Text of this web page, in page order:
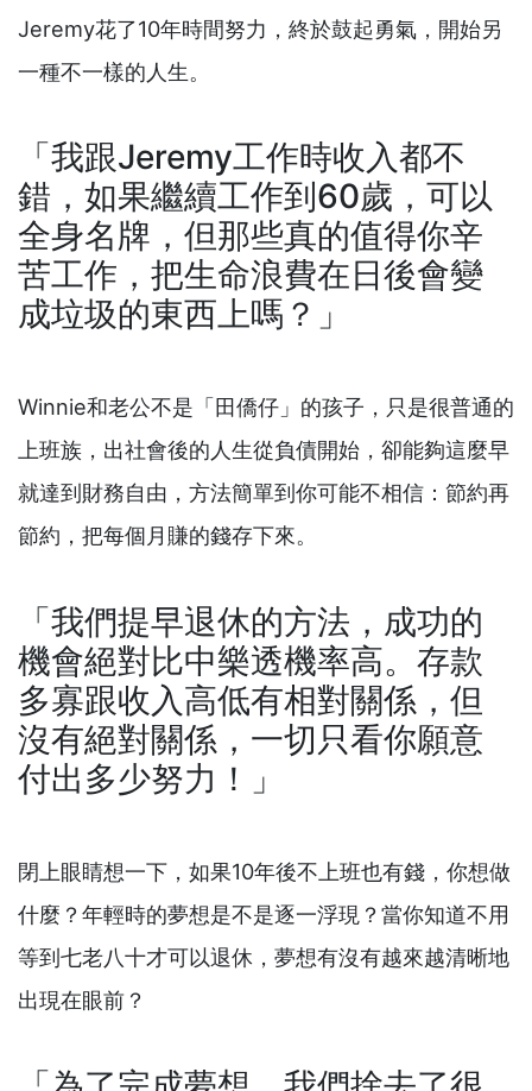
Jeremy花了10年時間努力，終於鼓起勇氣，開始另
一種不一樣的人生。
「我跟Jeremy工作時收入都不
錯，如果繼續工作到60歲，可以
全身名牌，但那些真的值得你辛
苦工作，把生命浪費在日後會變
成垃圾的東西上嗎？」
Winnie和老公不是「田僑仔」的孩子，只是很普通的
上班族，出社會後的人生從負債開始，卻能夠這麼早
就達到財務自由，方法簡單到你可能不相信：節約再
節約，把每個月賺的錢存下來。
「我們提早退休的方法，成功的
機會絕對比中樂透機率高。存款
多寡跟收入高低有相對關係，但
沒有絕對關係，一切只看你願意
付出多少努力！」
閉上眼睛想一下，如果10年後不上班也有錢，你想做
什麼？年輕時的夢想是不是逐一浮現？當你知道不用
等到七老八十才可以退休，夢想有沒有越來越清晰地
出現在眼前？